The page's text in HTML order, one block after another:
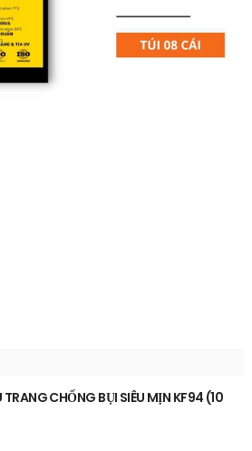
CHỐNG BỤI SIÊU MỊN KF94 (10